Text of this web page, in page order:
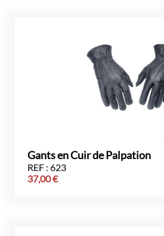
Gants en Cuir de Palpation
REF : 623
37,00€